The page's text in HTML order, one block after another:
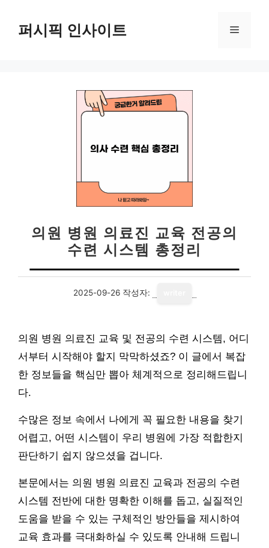
퍼시픽 인사이트 메
의원 병원 의료진 교육 전공의
수련 시스템 총정리
2025-09-26 작성자:
의원 병원 의료진 교육 및 전공의 수련 시스템, 어디
서부터 시작해야 할지 막막하셨죠? 이 글에서 복잡
한 정보들을 핵심만 뽑아 체계적으로 정리해드립니
다.
수많은 정보 속에서 나에게 꼭 필요한 내용을 찾기
어렵고, 어떤 시스템이 우리 병원에 가장 적합한지
판단하기 쉽지 않으셨을 겁니다.
본문에서는 의원 병원 의료진 교육과 전공의 수련
시스템 전반에 대한 명확한 이해를 돕고, 실질적인
도움을 받을 수 있는 구체적인 방안들을 제시하여
교육 효과를 극대화하실 수 있도록 안내해 드립니